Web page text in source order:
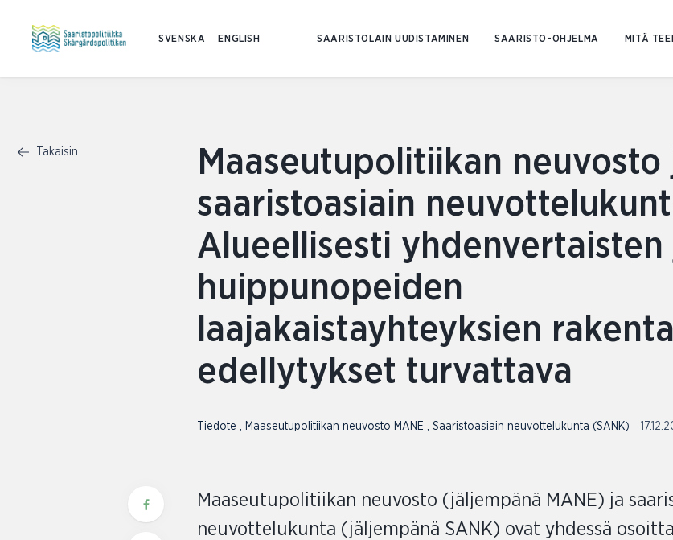
SVENSKA ENGLISH SAARISTOLAIN UUDISTAMINEN SAARISTO-OHJELMA MITÄ
Takaisin
Maaseutupolitiikan neuvosto
saaristoasiain
Alueellisesti yhdenvertaisten
huippunopeiden
laajakaistayhteyksien
edellytykset turvattava
Tiedote, Maaseutupolitiikan neuvosto MANE,Saaristoasiain neuvottelukunta (SANK)
Maaseutupolitiikan neuvosto (jäljempänä MANE) ja
neuvottelukunta (jäljempänä SANK) ovat yhdessä